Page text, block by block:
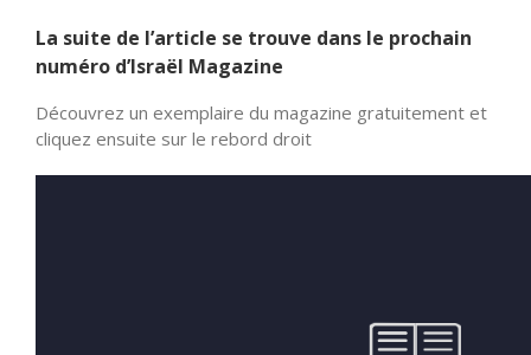
La suite de l’article se trouve dans le prochain
numéro d’Israël Magazine
Découvrez un exemplaire du magazine gratuitement et
cliquez ensuite sur le rebord droit